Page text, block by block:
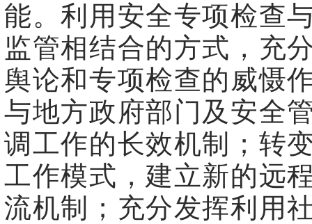
能。利用安全专项检查
监管相结合的方式，充
舆论和专项检查的威慑
与地方政府部门及安全
调工作的长效机制；转
工作模式，建立新的远
流机制；充分发挥利用